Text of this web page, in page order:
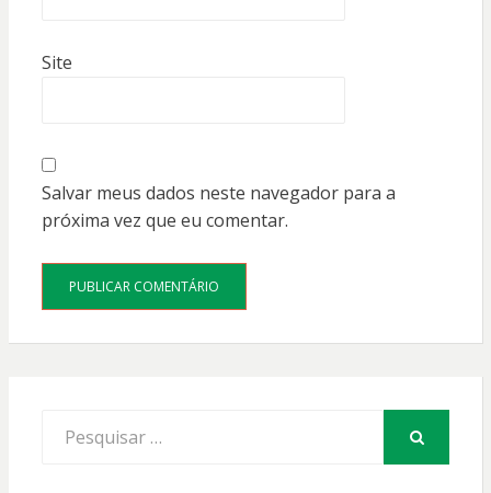
Site
Salvar meus dados neste navegador para a
próxima vez que eu comentar.
por: